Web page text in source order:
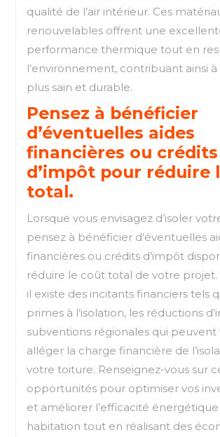
qualité de l’air intérieur. Ces
renouvelables offrent une
performance thermique tout en
l’environnement, contribuant ainsi
plus sain et durable.
Pensez à bénéficier
d’éventuelles aides
financières ou crédits
d’impôt pour réduire
total.
Lorsque vous envisagez d’isoler
pensez à bénéficier d’éventuelles
financières ou crédits d’impôt
réduire le coût total de votre projet.
il existe des incitants financiers tels
primes à l’isolation, les réductions
subventions régionales qui peuvent
alléger la charge financière de
votre toiture. Renseignez-vous sur
opportunités pour optimiser vos
et améliorer l’efficacité
habitation tout en réalisant des